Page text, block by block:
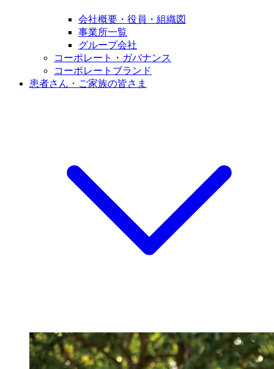
会社概要・役員・組織図
事業所一覧
グループ会社
コーポレート・ガバナンス
コーポレートブランド
患者さん・ご家族の皆さま